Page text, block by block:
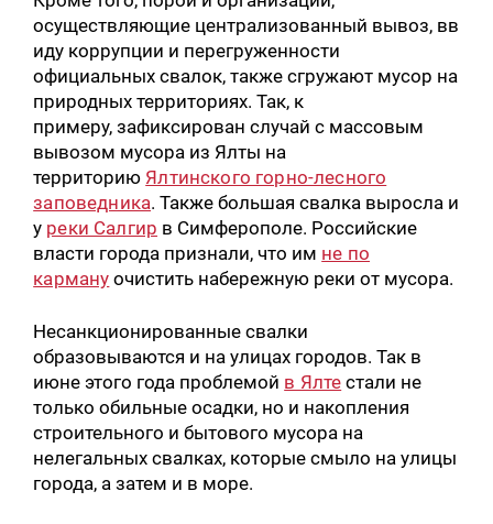
осуществляющие централизованный вывоз, вв
иду коррупции и перегруженности
официальных свалок, также сгружают мусор на
природных территориях. Так, к
примеру, зафиксирован случай с массовым
вывозом мусора из Ялты на
территорию Ялтинского горно-лесного
заповедника. Также большая свалка выросла и
у реки Салгир в Симферополе. Российские
власти города признали, что им не по
карману очистить набережную реки от мусора.
Несанкционированные свалки
образовываются и на улицах городов. Так в
июне этого года проблемой в Ялте стали не
только обильные осадки, но и накопления
строительного и бытового мусора на
нелегальных свалках, которые смыло на улицы
города, а затем и в море.